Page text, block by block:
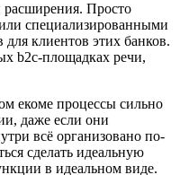
расширения. Просто
специализированными
клиентов этих банков.
b2c-площадках речи,
екоме процессы сильно
даже если они
всё организовано по-
сделать идеальную
в идеальном виде.